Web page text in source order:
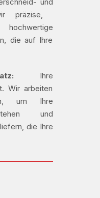
präzise,
die auf Ihre
Ihre
Wir arbeiten
um Ihre
und
die Ihre